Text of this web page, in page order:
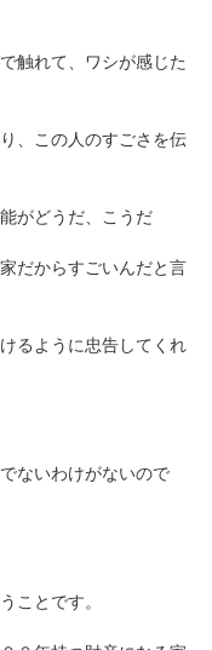
触れて、ワシが感じた
、この人のすごさを伝
がどうだ、こうだ
だからすごいんだと言
るように忠告してくれ
ないわけがないので
ことです。